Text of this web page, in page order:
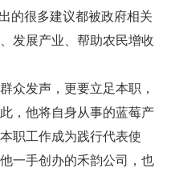
的很多建议都被政府相关
发展产业、帮助农民增收
发声，更要立足本职，
，他将自身从事的蓝莓产
职工作成为践行代表使
一手创办的禾韵公司，也